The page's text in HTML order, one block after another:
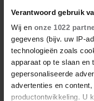
Verantwoord gebruik
Wij en onze 1022
gegevens (bijv. uw IP-
technologieën zoals
apparaat op te slaan en
gepersonaliseerde
advertenties en
productontwikkeling. U
31
GOED AAN
WEER